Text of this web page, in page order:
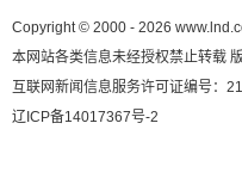
Copyright © 2000 - 2026
本网站各类信息未经授权禁止转载
互联网新闻信息服务许可证编号：
辽ICP备14017367号-2